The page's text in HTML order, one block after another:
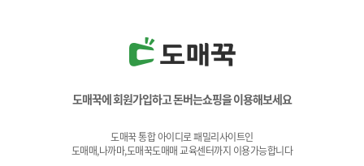
도매꾹에 회원가입하고 돈버는쇼핑을 이용해보세요
도매꾹 통합 아이디로 패밀리사이트인
도매매,나까마,도매꾹도매매 교육센터까지 이용가능합니다